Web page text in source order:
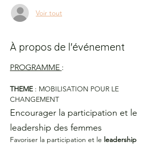
Voir tout
À propos de l'événement
PROGRAMME :
THEME : MOBILISATION POUR LE
CHANGEMENT
Encourager la participation et le
leadership des femmes
Favoriser la participation et le leadership